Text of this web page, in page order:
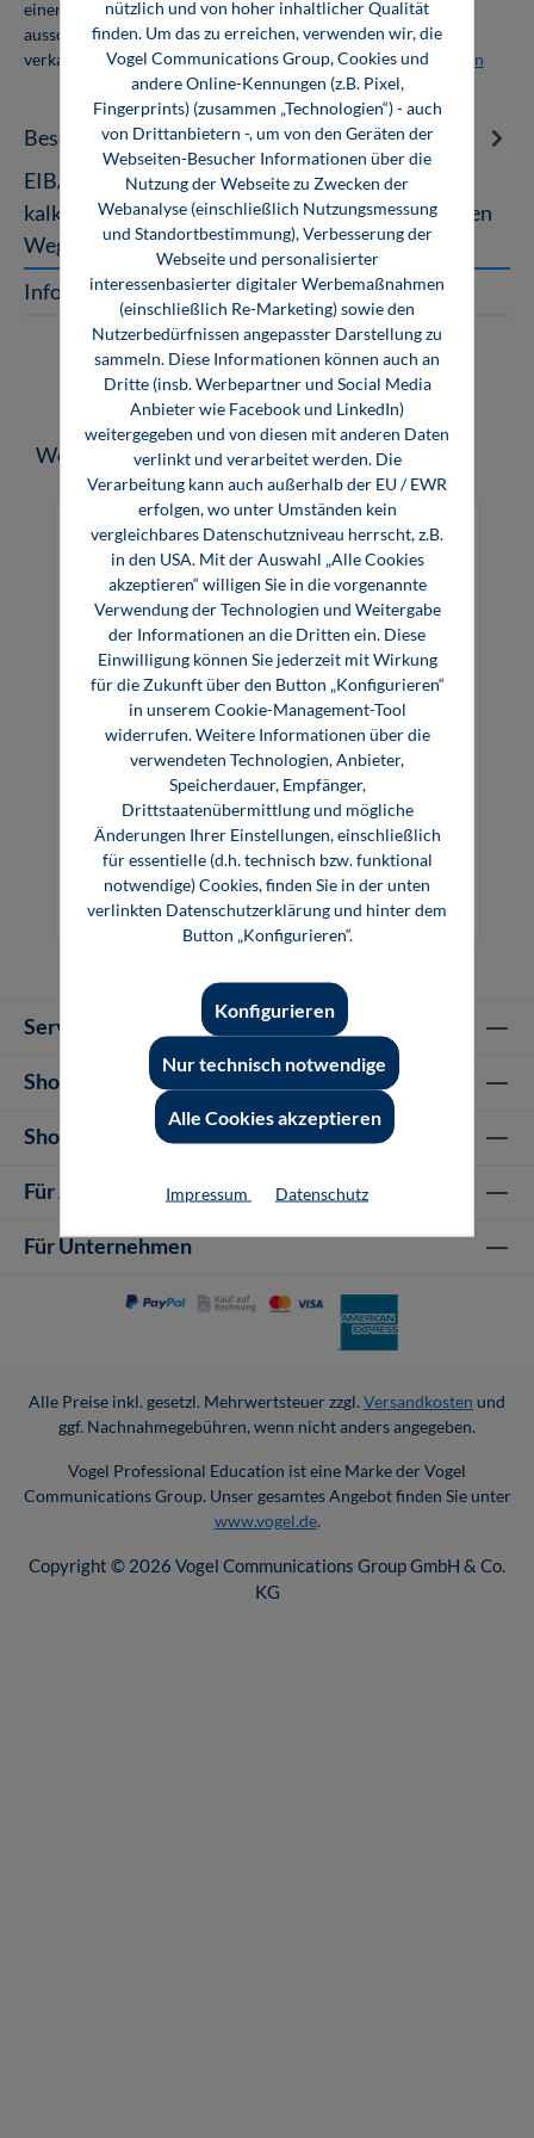
einer Abnahmemenge von 10 Exemplaren. Die Bücher dürfen
ausschließlich für den Eigenbedarf genutzt und nicht weiter
verkauft werden. Weitere Informationen unterFirmenlizenzen
Beschreibung
EIB/KNX-Projekte Bewerben, ausschreiben,
kalkulieren und bewerten Das Buch beschreibt den
Weg verschiedener EIB/KNX-Projekte…Mehr
InfoClick
Produktgalerie überspringen
Weitere Medien zum Thema
EIB/KNX-Anlagen (E-Book)
23,99 €*
Service-Hotline
Shop Informationen
Shop-Service
Für Autor-/innen
Für Unternehmen
Alle Preise inkl. gesetzl. Mehrwertsteuer zzgl. Versandkosten und
ggf. Nachnahmegebühren, wenn nicht anders angegeben.
Vogel Professional Education ist eine Marke der Vogel
Communications Group. Unser gesamtes Angebot finden Sie unter
www.vogel.de.
Copyright © 2026 Vogel Communications Group GmbH & Co.
KG
nützlich und von hoher inhaltlicher Qualität
finden. Um das zu erreichen, verwenden wir, die
Vogel Communications Group, Cookies und
andere Online-Kennungen (z.B. Pixel,
Fingerprints) (zusammen „Technologien“) - auch
von Drittanbietern -, um von den Geräten der
Webseiten-Besucher Informationen über die
Nutzung der Webseite zu Zwecken der
Webanalyse (einschließlich Nutzungsmessung
und Standortbestimmung), Verbesserung der
Webseite und personalisierter
interessenbasierter digitaler Werbemaßnahmen
(einschließlich Re-Marketing) sowie den
Nutzerbedürfnissen angepasster Darstellung zu
sammeln. Diese Informationen können auch an
Dritte (insb. Werbepartner und Social Media
Anbieter wie Facebook und LinkedIn)
weitergegeben und von diesen mit anderen Daten
verlinkt und verarbeitet werden. Die
Verarbeitung kann auch außerhalb der EU / EWR
erfolgen, wo unter Umständen kein
vergleichbares Datenschutzniveau herrscht, z.B.
in den USA. Mit der Auswahl „Alle Cookies
akzeptieren“ willigen Sie in die vorgenannte
Verwendung der Technologien und Weitergabe
der Informationen an die Dritten ein. Diese
Einwilligung können Sie jederzeit mit Wirkung
für die Zukunft über den Button „Konfigurieren“
in unserem Cookie-Management-Tool
widerrufen. Weitere Informationen über die
verwendeten Technologien, Anbieter,
Speicherdauer, Empfänger,
Drittstaatenübermittlung und mögliche
Änderungen Ihrer Einstellungen, einschließlich
für essentielle (d.h. technisch bzw. funktional
notwendige) Cookies, finden Sie in der unten
verlinkten Datenschutzerklärung und hinter dem
Button „Konfigurieren“.
Nur technisch notwendige
Konfigurieren
Alle Cookies akzeptieren
Impressum Datenschutz